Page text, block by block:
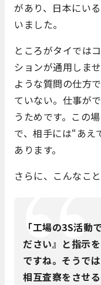
があり、日本にい
いました。
ところがタイでは
ションが通用しま
ような質問の仕方
ていない。仕事が
うためです。この
で、相手には“あえ
あります。
さらに、こんなこ
「工場の3S活動
ださい』と指示
ですね。そうで
相互査察をさせ